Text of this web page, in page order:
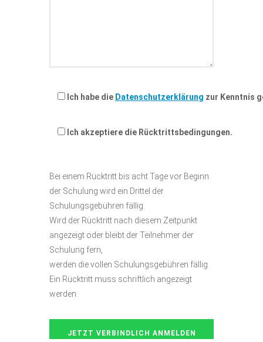
Ich habe die Datenschutzerklärung zur Kenntnis
Ich akzeptiere die Rücktrittsbedingungen.
Bei einem Rücktritt bis acht Tage vor Beginn
der Schulung wird ein Drittel der
Schulungsgebühren fällig.
Wird der Rücktritt nach diesem Zeitpunkt
angezeigt oder bleibt der Teilnehmer der
Schulung fern,
werden die vollen Schulungsgebühren fällig.
Ein Rücktritt muss schriftlich angezeigt
werden.